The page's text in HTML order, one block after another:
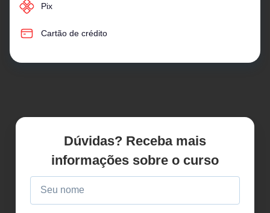
Pix
Cartão de crédito
Dúvidas? Receba mais
informações sobre o curso